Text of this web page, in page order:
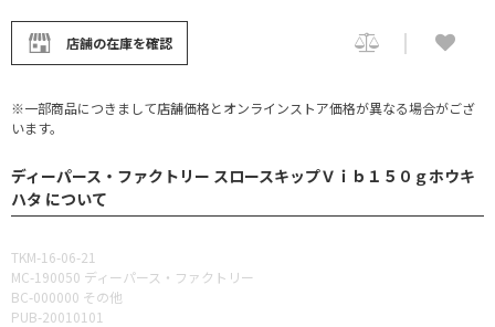
店舗の在庫を確認
※一部商品につきまして店舗価格とオンラインストア価格が異なる場合がござ
います。
ディーパース・ファクトリー スロースキップＶｉｂ１５０ｇホウキ
ハタ について
TKM-16-06-21
MC-190050 ディーパース・ファクトリー
BC-000000 その他
PUB-20010101